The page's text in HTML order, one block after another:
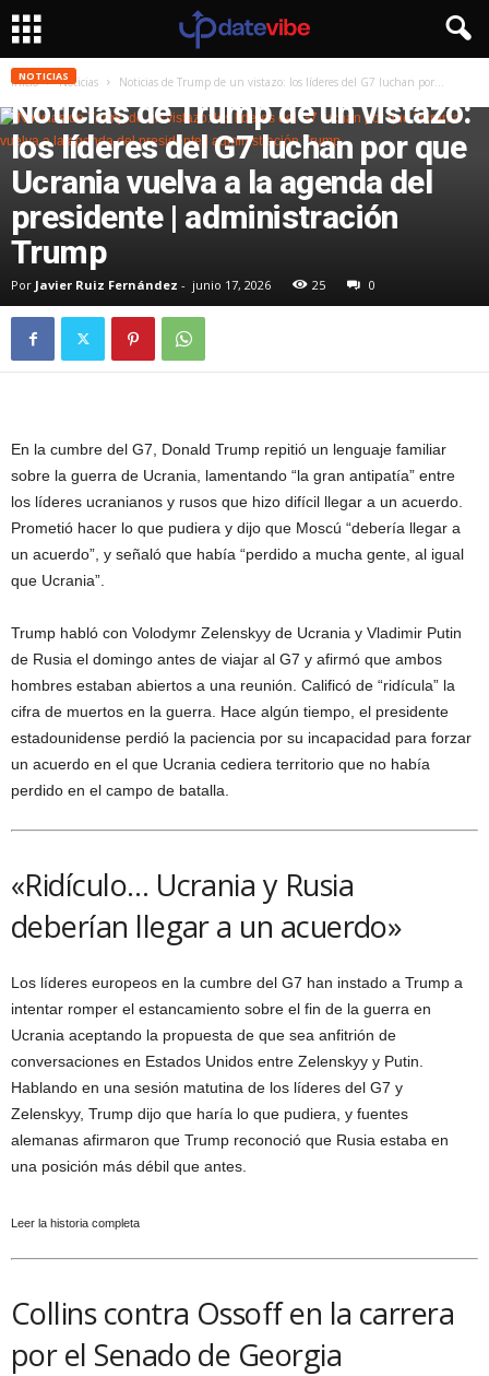
Inicio Noticias Noticias de Trump de un vistazo: los líderes del G7 luchan por...
NOTICIAS
Noticias de Trump de un vistazo:
los líderes del G7 luchan por que
Ucrania vuelva a la agenda del
presidente | administración
Trump
Por Javier Ruiz Fernández - junio 17, 2026 25 0
En la cumbre del G7, Donald Trump repitió un lenguaje familiar
sobre la guerra de Ucrania, lamentando “la gran antipatía” entre
los líderes ucranianos y rusos que hizo difícil llegar a un acuerdo.
Prometió hacer lo que pudiera y dijo que Moscú “debería llegar a
un acuerdo”, y señaló que había “perdido a mucha gente, al igual
que Ucrania”.
Trump habló con Volodymr Zelenskyy de Ucrania y Vladimir Putin
de Rusia el domingo antes de viajar al G7 y afirmó que ambos
hombres estaban abiertos a una reunión. Calificó de “ridícula” la
cifra de muertos en la guerra. Hace algún tiempo, el presidente
estadounidense perdió la paciencia por su incapacidad para forzar
un acuerdo en el que Ucrania cediera territorio que no había
perdido en el campo de batalla.
«Ridículo… Ucrania y Rusia
deberían llegar a un acuerdo»
Los líderes europeos en la cumbre del G7 han instado a Trump a
intentar romper el estancamiento sobre el fin de la guerra en
Ucrania aceptando la propuesta de que sea anfitrión de
conversaciones en Estados Unidos entre Zelenskyy y Putin.
Hablando en una sesión matutina de los líderes del G7 y
Zelenskyy, Trump dijo que haría lo que pudiera, y fuentes
alemanas afirmaron que Trump reconoció que Rusia estaba en
una posición más débil que antes.
Leer la historia completa
Collins contra Ossoff en la carrera
por el Senado de Georgia